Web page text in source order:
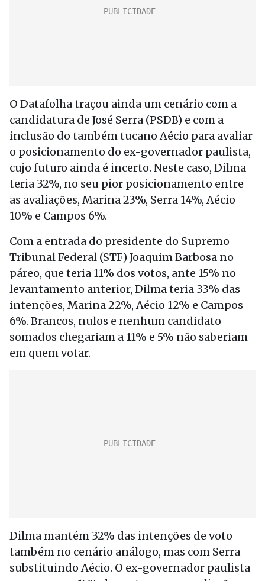
O Datafolha traçou ainda um cenário com a
candidatura de José Serra (PSDB) e com a
inclusão do também tucano Aécio para avaliar
o posicionamento do ex-governador paulista,
cujo futuro ainda é incerto. Neste caso, Dilma
teria 32%, no seu pior posicionamento entre
as avaliações, Marina 23%, Serra 14%, Aécio
10% e Campos 6%.
Com a entrada do presidente do Supremo
Tribunal Federal (STF) Joaquim Barbosa no
páreo, que teria 11% dos votos, ante 15% no
levantamento anterior, Dilma teria 33% das
intenções, Marina 22%, Aécio 12% e Campos
6%. Brancos, nulos e nenhum candidato
somados chegariam a 11% e 5% não saberiam
em quem votar.
Dilma mantém 32% das intenções de voto
também no cenário análogo, mas com Serra
substituindo Aécio. O ex-governador paulista